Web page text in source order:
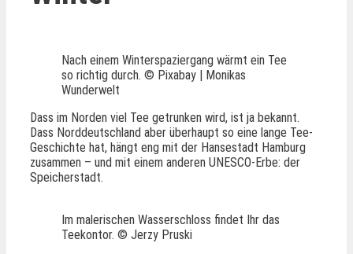
Nach einem Winterspaziergang wärmt ein Tee
so richtig durch. © Pixabay | Monikas
Wunderwelt
Dass im Norden viel Tee getrunken wird, ist ja bekannt.
Dass Norddeutschland aber überhaupt so eine lange Tee-
Geschichte hat, hängt eng mit der Hansestadt Hamburg
zusammen – und mit einem anderen UNESCO-Erbe: der
Speicherstadt.
Im malerischen Wasserschloss findet Ihr das
Teekontor. © Jerzy Pruski